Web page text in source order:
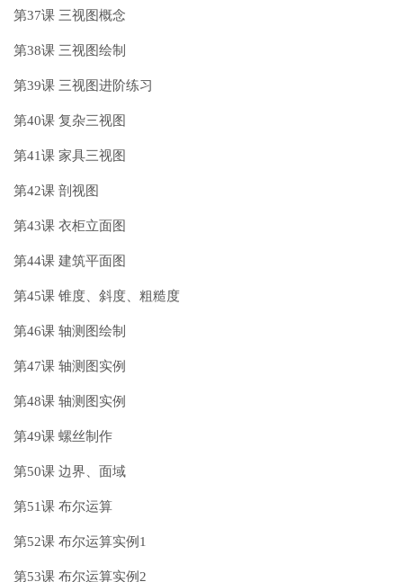
第37课 三视图概念
第38课 三视图绘制
第39课 三视图进阶练习
第40课 复杂三视图
第41课 家具三视图
第42课 剖视图
第43课 衣柜立面图
第44课 建筑平面图
第45课 锥度、斜度、粗糙度
第46课 轴测图绘制
第47课 轴测图实例
第48课 轴测图实例
第49课 螺丝制作
第50课 边界、面域
第51课 布尔运算
第52课 布尔运算实例1
第53课 布尔运算实例2